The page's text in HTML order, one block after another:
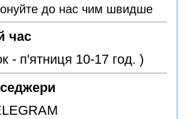
до нас чим швидше
час
- п'ятниця 10-17 год. )